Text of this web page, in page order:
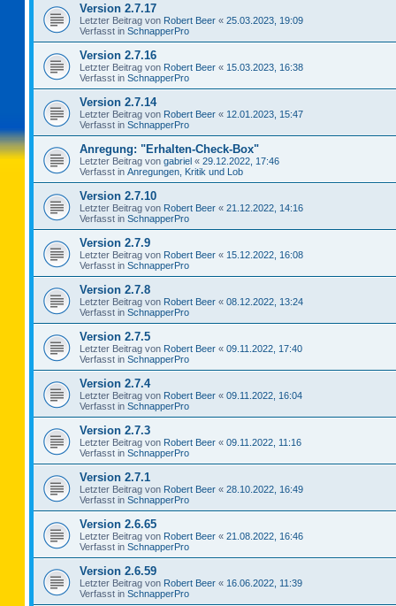
Version 2.7.17
Letzter Beitrag von Robert Beer « 25.03.2023, 19:09
Verfasst in SchnapperPro
Version 2.7.16
Letzter Beitrag von Robert Beer « 15.03.2023, 16:38
Verfasst in SchnapperPro
Version 2.7.14
Letzter Beitrag von Robert Beer « 12.01.2023, 15:47
Verfasst in SchnapperPro
Anregung: "Erhalten-Check-Box"
Letzter Beitrag von gabriel « 29.12.2022, 17:46
Verfasst in Anregungen, Kritik und Lob
Version 2.7.10
Letzter Beitrag von Robert Beer « 21.12.2022, 14:16
Verfasst in SchnapperPro
Version 2.7.9
Letzter Beitrag von Robert Beer « 15.12.2022, 16:08
Verfasst in SchnapperPro
Version 2.7.8
Letzter Beitrag von Robert Beer « 08.12.2022, 13:24
Verfasst in SchnapperPro
Version 2.7.5
Letzter Beitrag von Robert Beer « 09.11.2022, 17:40
Verfasst in SchnapperPro
Version 2.7.4
Letzter Beitrag von Robert Beer « 09.11.2022, 16:04
Verfasst in SchnapperPro
Version 2.7.3
Letzter Beitrag von Robert Beer « 09.11.2022, 11:16
Verfasst in SchnapperPro
Version 2.7.1
Letzter Beitrag von Robert Beer « 28.10.2022, 16:49
Verfasst in SchnapperPro
Version 2.6.65
Letzter Beitrag von Robert Beer « 21.08.2022, 16:46
Verfasst in SchnapperPro
Version 2.6.59
Letzter Beitrag von Robert Beer « 16.06.2022, 11:39
Verfasst in SchnapperPro